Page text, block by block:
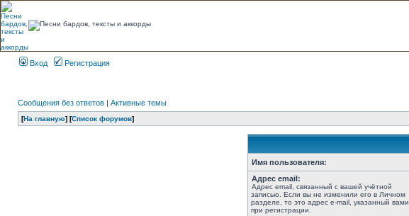
Вход Регистрация
Сообщения без ответов | Активные темы
[На главную] [Список форумов]
Имя пользователя:
Адрес email:
Адрес email, связанный с вашей учётной
записью. Если вы не изменили его в Личном
разделе, то это адрес e-mail, указанный вами
при регистрации.